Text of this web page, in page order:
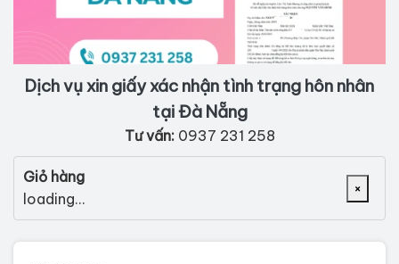
Dịch vụ xin giấy xác nhận tình trạng hôn nhân
tại Đà Nẵng
Tư vấn: 0937 231 258
×
Giỏ hàng
loading...